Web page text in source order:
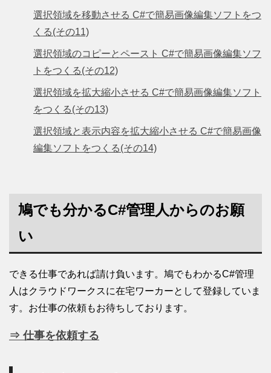
選択領域を移動させる C#で簡易画像編集ソフトをつ
くる(その11)
選択領域のコピーとペースト C#で簡易画像編集ソフ
トをつくる(その12)
選択領域を拡大縮小させる C#で簡易画像編集ソフト
をつくる(その13)
選択領域と表示内容を拡大縮小させる C#で簡易画像
編集ソフトをつくる(その14)
鳩でも分かるC#管理人からのお願
い
できる仕事であれば請け負います。鳩でもわかるC#管理
人はクラウドワークスに在宅ワーカーとして登録していま
す。お仕事の依頼もお待ちしております。
⇒ 仕事を依頼する